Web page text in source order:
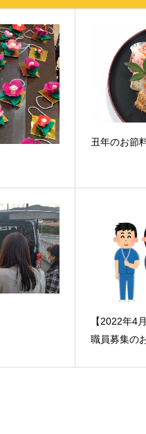
丑年のお節
【2022年4
職員募集の